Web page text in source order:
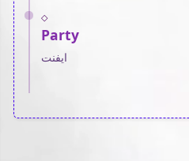
◇
Party
ايفنت